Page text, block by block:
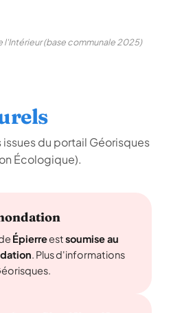
l'Intérieur (base communale 2025)
du portail Géorisques
Écologique).
Épierreestsoumise au
. Plus d'informations